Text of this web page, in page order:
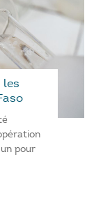
les
pour